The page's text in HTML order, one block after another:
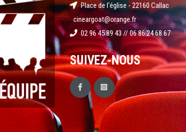
Place de l'église - 22160 Callac
cineargoat@orange.fr
02 96 45 89 43 // 06 86 24 68 67
SUIVEZ-NOUS